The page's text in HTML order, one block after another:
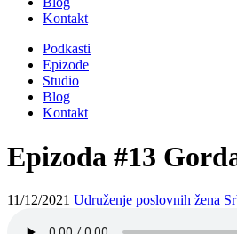
Kontakt
Podkasti
Epizode
Studio
Blog
Kontakt
Epizoda #13
11/12/2021 Udruženje poslovnih žena